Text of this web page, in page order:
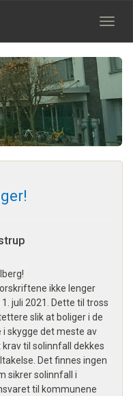
Meny
ikke lenger
juli 2021. Dette til tross
slik at boliger i de
skygge det meste av
til solinnfall dekkes
Det finnes ingen
sikrer solinnfall i
til kommunene